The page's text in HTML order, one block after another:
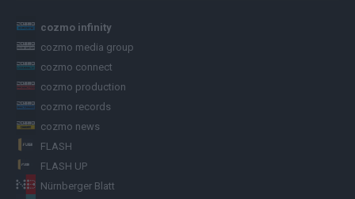
cozmo infinity
cozmo media group
cozmo connect
cozmo production
cozmo records
cozmo news
FLASH
FLASH UP
Nürnberger Blatt